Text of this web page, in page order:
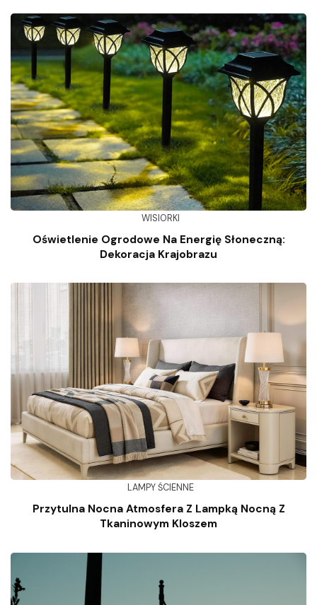
WISIORKI
Oświetlenie Ogrodowe Na Energię Słoneczną:
Dekoracja Krajobrazu
LAMPY ŚCIENNE
Przytulna Nocna Atmosfera Z Lampką Nocną Z
Tkaninowym Kloszem